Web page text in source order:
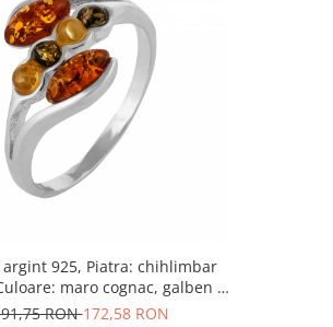
925, Piatra: chihlimbar
maro cognac, galben si
verde, Sonis Silver
RON172,58 RON